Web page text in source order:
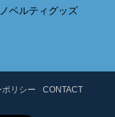
ベルティグッズ
リシー CONTACT